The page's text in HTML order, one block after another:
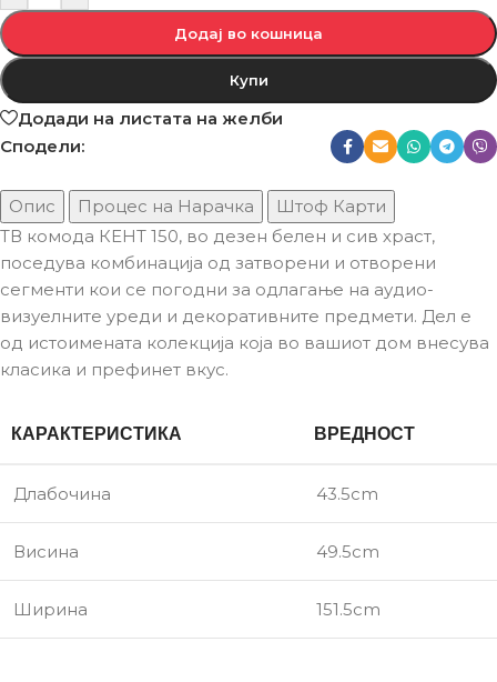
Додај во кошница
Купи
Додади на листата на желби
Сподели:
Опис Процес на Нарачка
Штоф Карти
ТВ комода КЕНТ 150, во дезен белен и сив храст,
поседува комбинација од затворени и отворени
сегменти кои се погодни за одлагање на аудио-
визуелните уреди и декоративните предмети. Дел е
од истоимената колекција која во вашиот дом внесува
класика и префинет вкус.
КАРАКТЕРИСТИКА ВРЕДНОСТ
Длабочина 43.5cm
Висина 49.5cm
Ширина 151.5cm